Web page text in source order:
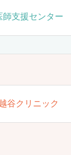
師支援センター
谷クリニック